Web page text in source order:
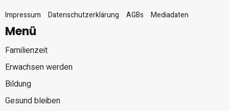
Impressum
Datenschutzerklärung AGBs Mediadaten
Menü
Familienzeit
Erwachsen werden
Bildung
Gesund bleiben